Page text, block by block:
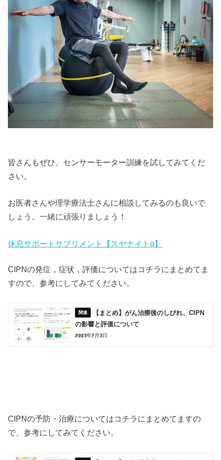
皆さんもぜひ、センサーモーター訓練を試してみてくだ
さい。
お医者さんや理学療法士さんに相談してみるのも良いで
しょう。一緒に頑張りましょう！
休息サポートサプリメント【スヤナイトα】
CIPNの発症，症状，評価についてはコチラにまとめてま
すので、参考にしてみてください。
【まとめ】がん治療後のしびれ、CIPN
の影響と評価について
2023年7月3日
CIPNの予防・治療についてはコチラにまとめてますの
で、参考にしてみてください。